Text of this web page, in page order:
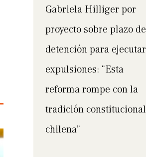
Gabriela Hilliger por
proyecto sobre plazo de
detención para ejecutar
expulsiones: “Esta
reforma rompe con la
tradición constitucional
chilena”